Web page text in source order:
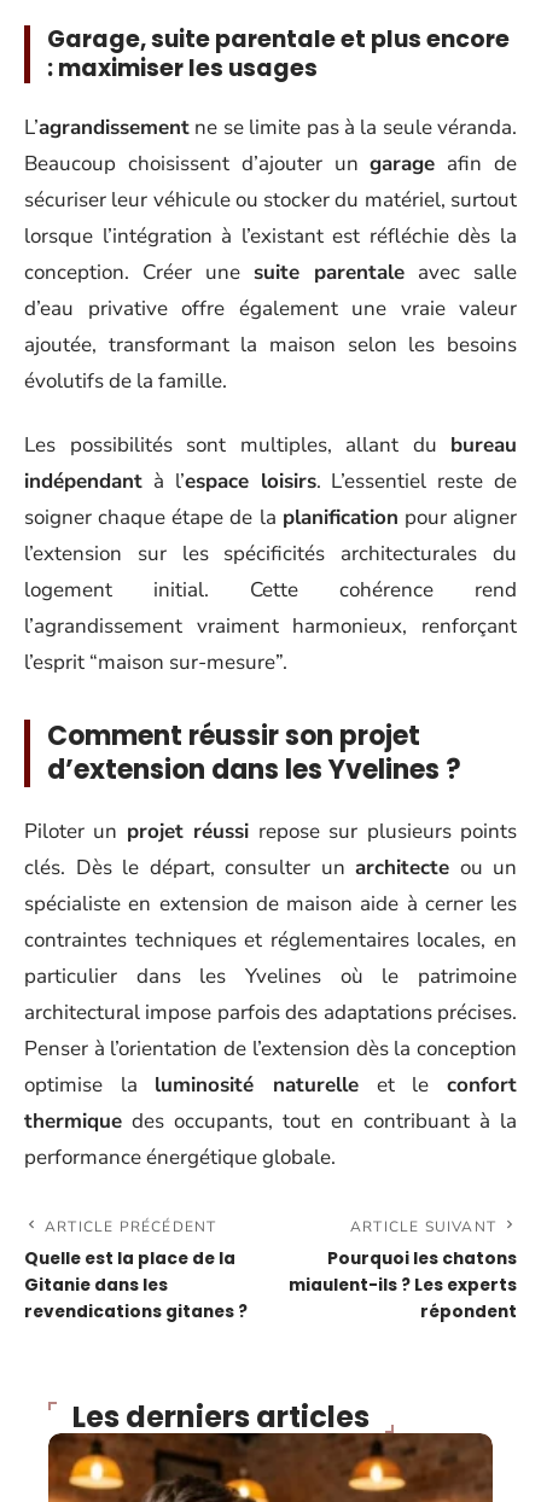
Garage, suite parentale et plus encore
: maximiser les usages
L’agrandissement ne se limite pas à la seule véranda.
Beaucoup choisissent d’ajouter ungarage afin de
sécuriser leur véhicule ou stocker du matériel, surtout
lorsque l’intégration à l’existant est réfléchie dès la
conception. Créer une suite parentale avec salle
d’eau privative offre également une vraie valeur
ajoutée, transformant la maison selon les besoins
évolutifs de la famille.
Les possibilités sont multiples, allant du bureau
indépendant à l’espace loisirs. L’essentiel reste de
soigner chaque étape de la planification pour aligner
l’extension sur les spécificités architecturales du
logement initial. Cette cohérence rend
l’agrandissement vraiment harmonieux, renforçant
l’esprit “maison sur-mesure”.
Comment réussir son projet
d’extension dans les Yvelines ?
Piloter un projet réussi repose sur plusieurs points
clés. Dès le départ, consulter un architecte ou un
spécialiste en extension de maison aide à cerner les
contraintes techniques et réglementaires locales, en
particulier dans les Yvelines où le patrimoine
architectural impose parfois des adaptations précises.
Penser à l’orientation de l’extension dès la conception
optimise la luminosité naturelle et leconfort
thermique des occupants, tout en contribuant à la
performance énergétique globale.
ARTICLE PRÉCÉDENT
Quelle est la place de la
Gitanie dans les
revendications gitanes ?
ARTICLE SUIVANT
Pourquoi les chatons
miaulent-ils ? Les experts
répondent
Les derniers articles